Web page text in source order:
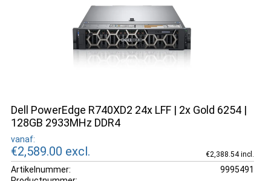
Dell PowerEdge R740XD2 24x LFF | 2x Gold 6254 |
128GB 2933MHz DDR4
vanaf:
€2,589.00 excl. €2,388.54 incl.
Artikelnummer:
9995491